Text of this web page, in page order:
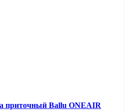
приточный Ballu ONEAIR